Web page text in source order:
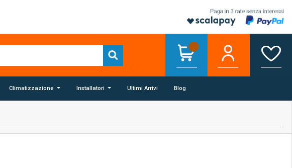
Climatizzazione Installatori Ultimi Arrivi Blog